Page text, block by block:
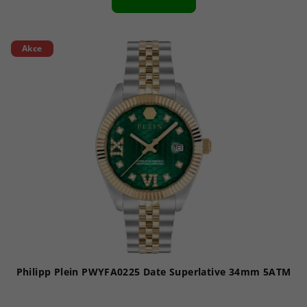
Akce
Philipp Plein PWYFA0225 Date Superlative 34mm 5ATM